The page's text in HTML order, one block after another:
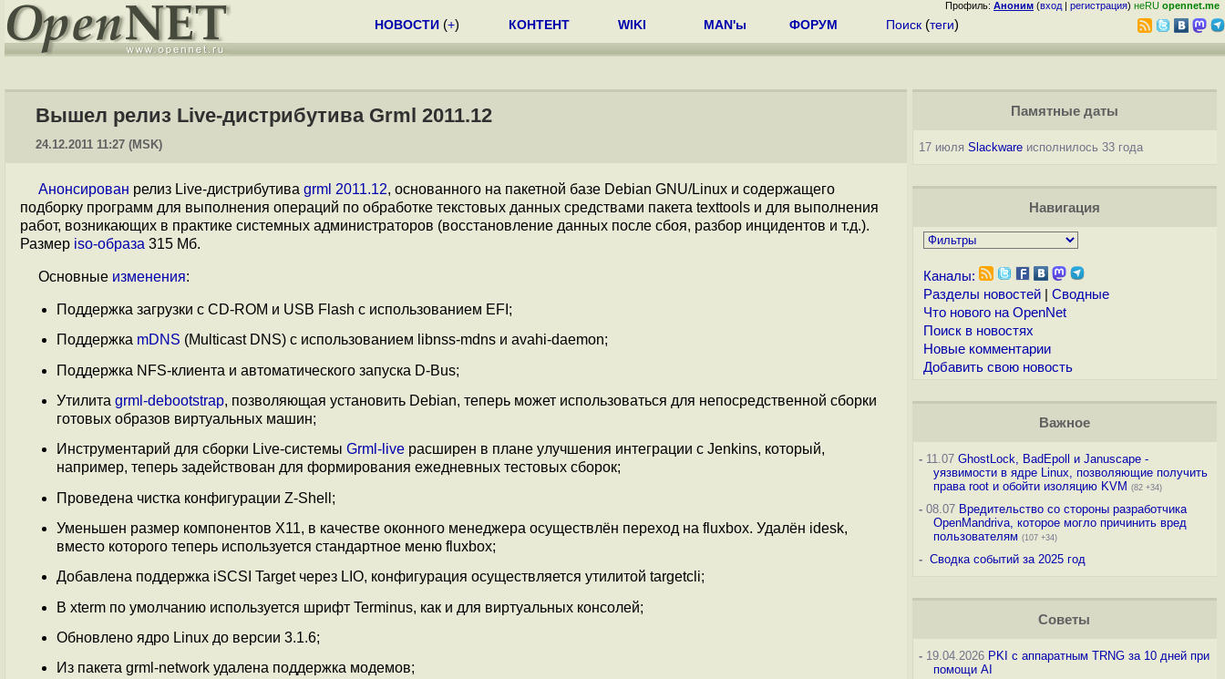
Профиль: Аноним (вход | регистрация) неRU opennet.me
НОВОСТИ (+) КОНТЕНТ WIKI MAN'ы ФОРУМ Поиск (теги)
Вышел релиз Live-дистрибутива Grml 2011.12
24.12.2011 11:27 (MSK)
Анонсирован релиз Live-дистрибутива grml 2011.12, основанного на пакетной базе Debian GNU/Linux и содержащего
подборку программ для выполнения операций по обработке текстовых данных средствами пакета texttools и для выполнения
работ, возникающих в практике системных администраторов (восстановление данных после сбоя, разбор инцидентов и т.д.).
Размер iso-образа 315 Мб.
Основные изменения:
Поддержка загрузки с CD-ROM и USB Flash с использованием EFI;
Поддержка mDNS (Multicast DNS) с использованием libnss-mdns и avahi-daemon;
Поддержка NFS-клиента и автоматического запуска D-Bus;
Утилита grml-debootstrap, позволяющая установить Debian, теперь может использоваться для непосредственной сборки
готовых образов виртуальных машин;
Инструментарий для сборки Live-системы Grml-live расширен в плане улучшения интеграции с Jenkins, который,
например, теперь задействован для формирования ежедневных тестовых сборок;
Проведена чистка конфигурации Z-Shell;
Уменьшен размер компонентов X11, в качестве оконного менеджера осуществлён переход на fluxbox. Удалён idesk,
вместо которого теперь используется стандартное меню fluxbox;
Добавлена поддержка iSCSI Target через LIO, конфигурация осуществляется утилитой targetcli;
В xterm по умолчанию используется шрифт Terminus, как и для виртуальных консолей;
Обновлено ядро Linux до версии 3.1.6;
Из пакета grml-network удалена поддержка модемов;
Памятные даты
17 июля Slackwareисполнилось 33 года
Навигация
Каналы:
Разделы новостей| Сводные
Что нового на OpenNet
Поиск в новостях
Новые комментарии
Добавить свою новость
Важное
-11.07 GhostLock, BadEpoll и Januscape -
уязвимости в ядре Linux, позволяющие получить
права root и обойти изоляцию KVM (82 +34)
-08.07 Вредительство со стороны разработчика
OpenMandriva, которое могло причинить вред
пользователям (107 +34)
- Сводка событий за 2025 год
Советы
-19.04.2026 PKI с аппаратным TRNG за 10 дней при
помощи AI